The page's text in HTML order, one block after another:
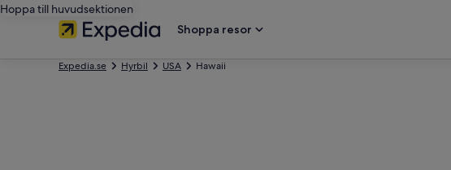
Hoppa till huvudsektionen
Shoppa resor
Expedia.se Hyrbil USA Hawaii